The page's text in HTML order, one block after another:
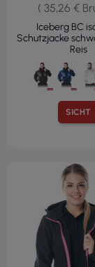
SICHT
( 35,26 €
Iceberg BC
Schutzjacke
Reis